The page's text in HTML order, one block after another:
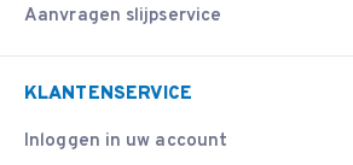
Aanvragen slijpservice
KLANTENSERVICE
Inloggen in uw account